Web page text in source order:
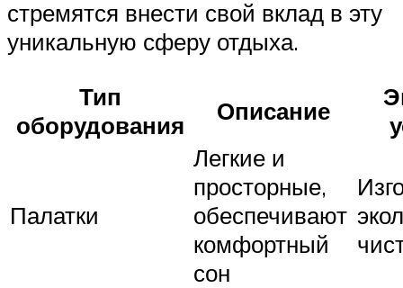
стремятся внести свой вклад в эту
уникальную сферу отдыха.
Тип
оборудования
Описание
Палатки
Легкие и
просторные,
обеспечивают
комфортный
сон